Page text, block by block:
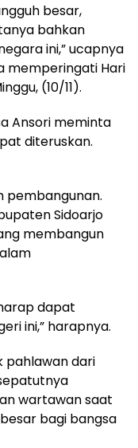
besar,
bahkan
ini,” ucapnya
memperingati Hari
(10/11).
Ansori meminta
diteruskan.
pembangunan.
Sidoarjo
membangun
dapat
ini,” harapnya.
pahlawan dari
wartawan saat
bagi bangsa